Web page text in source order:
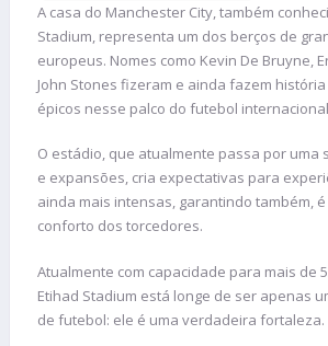
A casa do Manchester City, também
Stadium, representa um dos berços de
europeus. Nomes como Kevin De Bruyne,
John Stones fizeram e ainda fazem
épicos nesse palco do futebol
O estádio, que atualmente passa por uma
e expansões, cria expectativas para
ainda mais intensas, garantindo também,
conforto dos torcedores.
Atualmente com capacidade para mais de
Etihad Stadium está longe de ser apenas
de futebol: ele é uma verdadeira fortaleza.